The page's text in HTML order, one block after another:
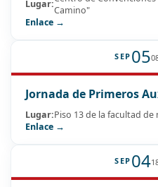
Lugar:Camino"
Enlace →
SEP 05
Jornada de Primeros
Lugar:Piso 13 de la facultad
Enlace →
SEP 04